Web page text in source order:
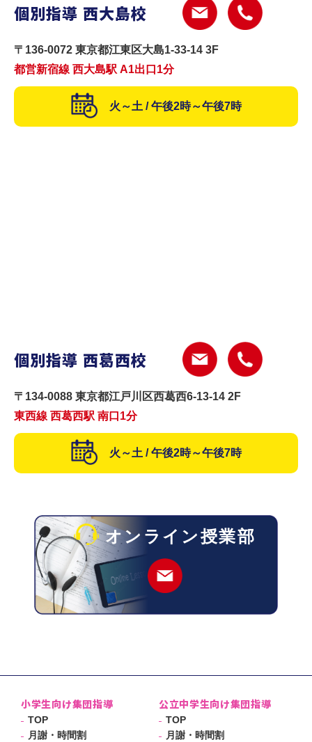
個別指導 西大島校
〒136-0072 東京都江東区大島1-33-14 3F
都営新宿線 西大島駅 A1出口1分
火～土 / 午後2時～午後7時
個別指導 西葛西校
〒134-0088 東京都江戸川区西葛西6-13-14 2F
東西線 西葛西駅 南口1分
火～土 / 午後2時～午後7時
オンライン授業部
小学生向け集団指導
TOP
月謝・時間割
公立中学生向け集団指導
TOP
月謝・時間割